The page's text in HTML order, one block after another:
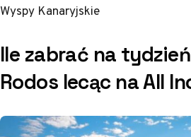
Wyspy Kanaryjskie
Ile zabrać na
Rodos lecąc na All